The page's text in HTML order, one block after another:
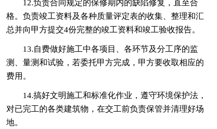
12.负责合同规定的保修期内的缺陷修复，直至合
格。负责竣工资料及各种质量评定表的收集、整理和汇
总并向甲方提交4份完整的竣工资料和竣工验收报告。
13.自费做好施工中各项目、各环节及分工序的监
测、量测和试验，若委托甲方完成，甲方要收取相应的
费用。
14.搞好文明施工和标准化作业，遵守环境保护法，
对已完工的各类建筑物，在交工前负责保管并清理好场
地。